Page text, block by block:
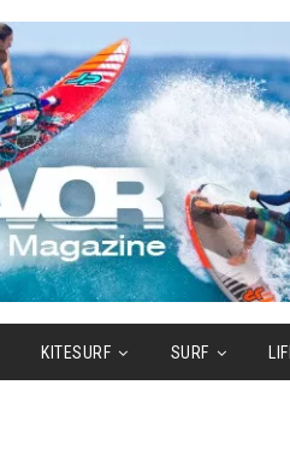
KITESURF SURF